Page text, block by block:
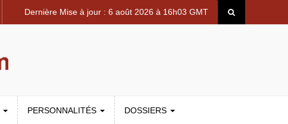
Dernière Mise à jour : 6 août 2026 à 16h03 GMT
PERSONNALITÉS DOSSIERS